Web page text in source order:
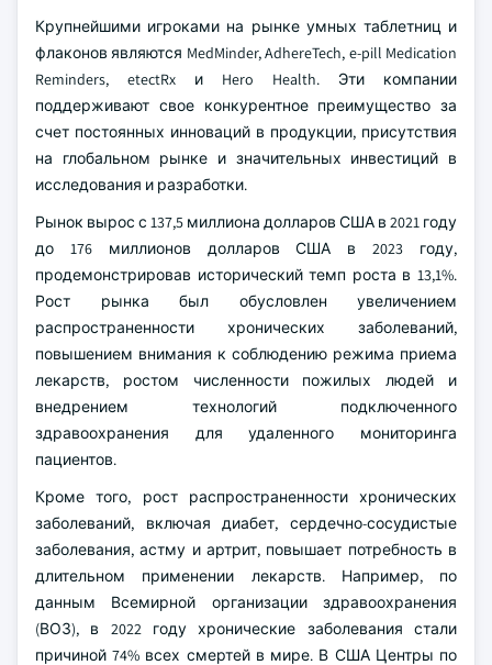
Крупнейшими игроками на рынке умных таблетниц и
флаконов являются MedMinder, AdhereTech, e-pill Medication
Reminders, etectRx и Hero Health. Эти компании
поддерживают свое конкурентное преимущество за
счет постоянных инноваций в продукции, присутствия
на глобальном рынке и значительных инвестиций в
исследования и разработки.
Рынок вырос с 137,5 миллиона долларов США в 2021 году
до 176 миллионов долларов США в 2023 году,
продемонстрировав исторический темп роста в 13,1%.
Рост рынка был обусловлен увеличением
распространенности хронических заболеваний,
повышением внимания к соблюдению режима приема
лекарств, ростом численности пожилых людей и
внедрением технологий подключенного
здравоохранения для удаленного мониторинга
пациентов.
Кроме того, рост распространенности хронических
заболеваний, включая диабет, сердечно-сосудистые
заболевания, астму и артрит, повышает потребность в
длительном применении лекарств. Например, по
данным Всемирной организации здравоохранения
(ВОЗ), в 2022 году хронические заболевания стали
причиной 74% всех смертей в мире. В США Центры по